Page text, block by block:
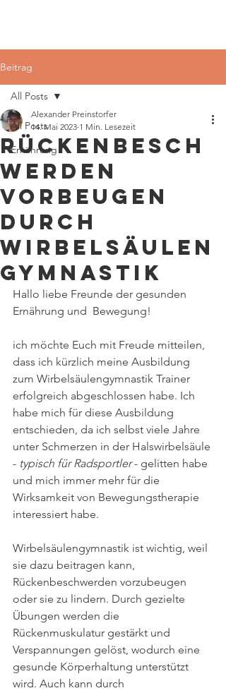
Beitrag
All Posts
Ernährung
All Posts
Rückenbesch
werden
vorbeugen
durch
Wirbelsäulen
gymnastik
Alexander Preinstorfer
14. Mai 2023 1 Min. Lesezeit
Hallo liebe Freunde der gesunden
Ernährung und  Bewegung!
ich möchte Euch mit Freude mitteilen,
dass ich kürzlich meine Ausbildung
zum Wirbelsäulengymnastik Trainer
erfolgreich abgeschlossen habe. Ich
habe mich für diese Ausbildung
entschieden, da ich selbst viele Jahre
unter Schmerzen in der Halswirbelsäule
- typisch für Radsportler - gelitten habe
und mich immer mehr für die
Wirksamkeit von Bewegungstherapie
interessiert habe.
Wirbelsäulengymnastik ist wichtig, weil
sie dazu beitragen kann,
Rückenbeschwerden vorzubeugen
oder sie zu lindern. Durch gezielte
Übungen werden die
Rückenmuskulatur gestärkt und
Verspannungen gelöst, wodurch eine
gesunde Körperhaltung unterstützt
wird. Auch kann durch